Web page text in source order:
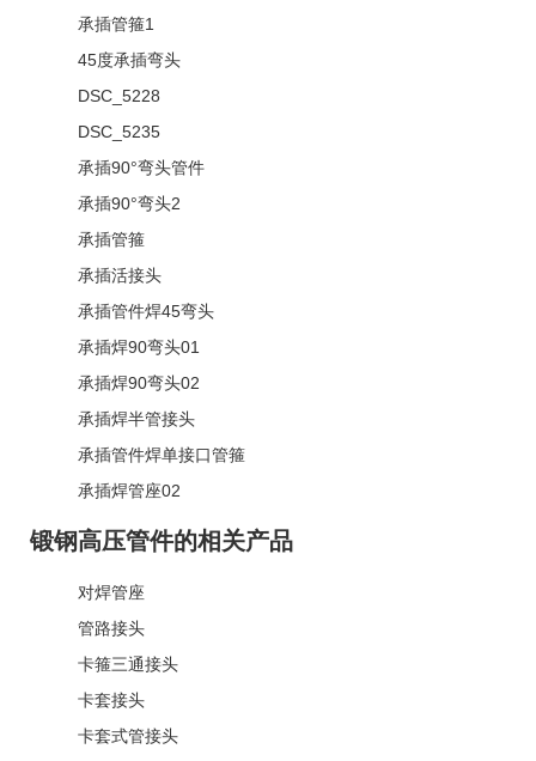
承插管箍1
45度承插弯头
DSC_5228
DSC_5235
承插90°弯头管件
承插90°弯头2
承插管箍
承插活接头
承插管件焊45弯头
承插焊90弯头01
承插焊90弯头02
承插焊半管接头
承插管件焊单接口管箍
承插焊管座02
锻钢高压管件的相关产品
对焊管座
管路接头
卡箍三通接头
卡套接头
卡套式管接头